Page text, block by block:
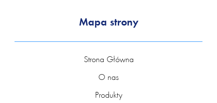
Mapa strony
Strona Główna
O nas
Produkty